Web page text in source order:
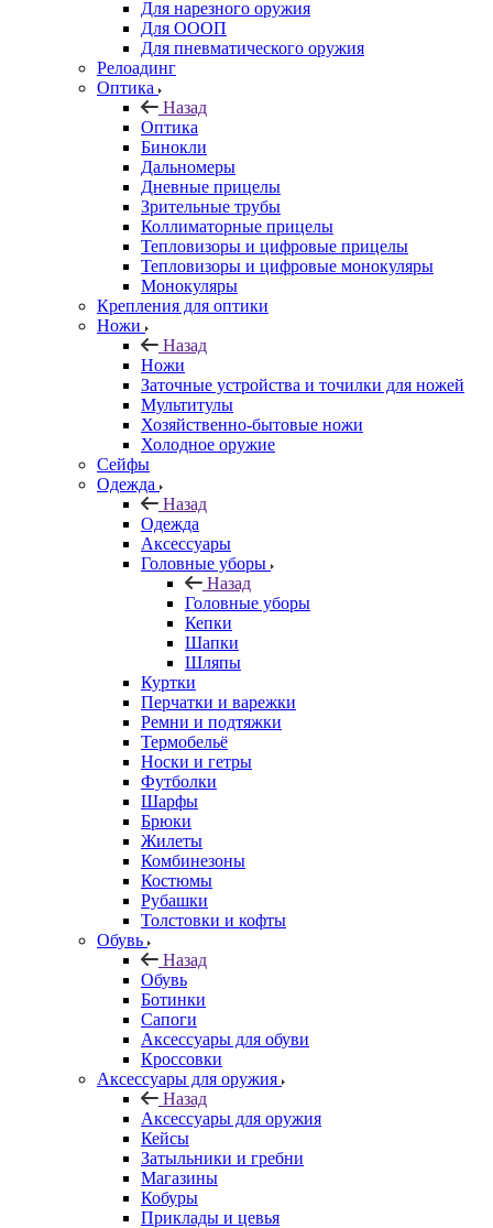
Для нарезного оружия
Для ОООП
Для пневматического оружия
Релоадинг
Оптика
Назад
Оптика
Бинокли
Дальномеры
Дневные прицелы
Зрительные трубы
Коллиматорные прицелы
Тепловизоры и цифровые прицелы
Тепловизоры и цифровые монокуляры
Монокуляры
Крепления для оптики
Ножи
Назад
Ножи
Заточные устройства и точилки для ножей
Мультитулы
Хозяйственно-бытовые ножи
Холодное оружие
Сейфы
Одежда
Назад
Одежда
Аксессуары
Головные уборы
Назад
Головные уборы
Кепки
Шапки
Шляпы
Куртки
Перчатки и варежки
Ремни и подтяжки
Термобельё
Носки и гетры
Футболки
Шарфы
Брюки
Жилеты
Комбинезоны
Костюмы
Рубашки
Толстовки и кофты
Обувь
Назад
Обувь
Ботинки
Сапоги
Аксессуары для обуви
Кроссовки
Аксессуары для оружия
Назад
Аксессуары для оружия
Кейсы
Затыльники и гребни
Магазины
Кобуры
Приклады и цевья